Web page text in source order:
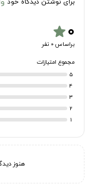
۰star
براساس 0 نفر
مجموع امتیازات
5
4
3
2
1
هنوز